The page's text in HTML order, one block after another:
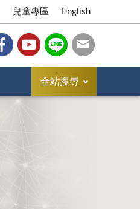
兒童專區 English
全站搜尋